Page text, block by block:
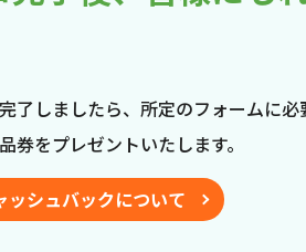
了しましたら、所定のフォームに
券をプレゼントいたします。
ッシュバックについて